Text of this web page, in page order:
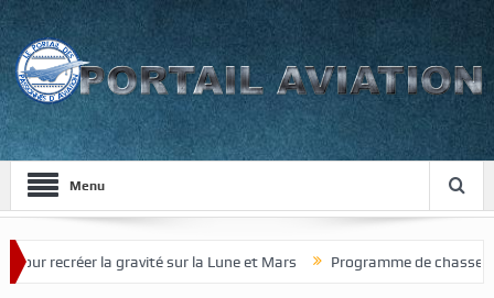
Menu
la gravité sur la Lune et Mars Programme de chasseur de